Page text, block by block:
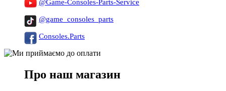
@Game-Consoles-Parts-Service
@game_consoles_parts
Consoles.Parts
Про наш магазин